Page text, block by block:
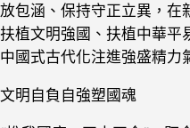
放包涵、保持守正立異，在
扶植文明強國、扶植中華平
中國式古代化注進強盛精力
文明自負自強塑國魂